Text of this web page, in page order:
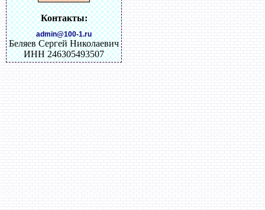
Контакты:
admin@100-1.ru
Беляев Сергей Николаевич
ИНН 246305493507